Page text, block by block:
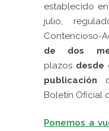
establecido
julio,
Contencioso-
de dos
plazos desde
publicación
Boletín Oficial
Ponemos a